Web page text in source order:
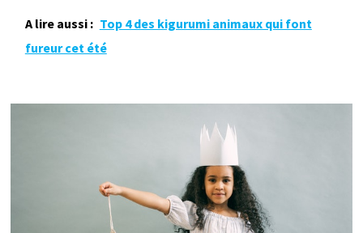
A lire aussi : Top 4 des kigurumi animaux qui font
fureur cet été